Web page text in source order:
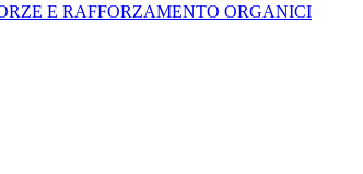
E RAFFORZAMENTO ORGANICI